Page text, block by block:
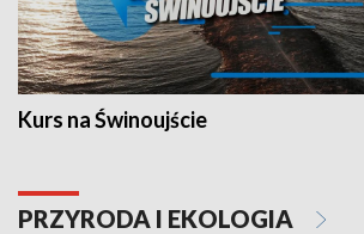
Kurs na Świnoujście
PRZYRODA I EKOLOGIA